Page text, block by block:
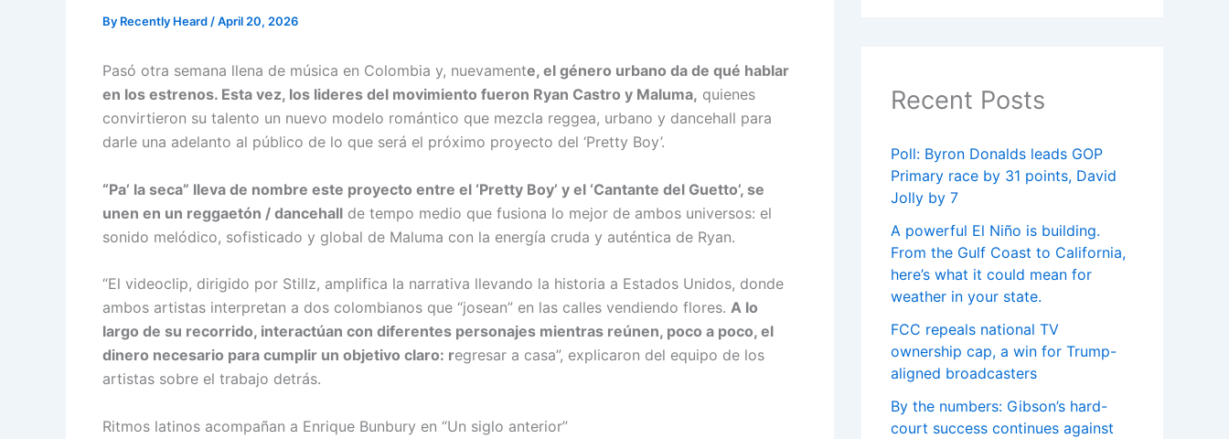
By Recently Heard /April 20, 2026
Pasó otra semana llena de música en Colombia y, nuevamente, el género urbano da de qué hablar
en los estrenos. Esta vez, los lideres del movimiento fueron Ryan Castro y Maluma, quienes
convirtieron su talento un nuevo modelo romántico que mezcla reggea, urbano y dancehall para
darle una adelanto al público de lo que será el próximo proyecto del ‘Pretty Boy’.
“Pa’ la seca” lleva de nombre este proyecto entre el ‘Pretty Boy’ y el ‘Cantante del Guetto’, se
unen en un reggaetón / dancehall de tempo medio que fusiona lo mejor de ambos universos: el
sonido melódico, sofisticado y global de Maluma con la energía cruda y auténtica de Ryan.
“El videoclip, dirigido por Stillz, amplifica la narrativa llevando la historia a Estados Unidos, donde
ambos artistas interpretan a dos colombianos que “josean” en las calles vendiendo flores. A lo
largo de su recorrido, interactúan con diferentes personajes mientras reúnen, poco a poco, el
dinero necesario para cumplir un objetivo claro: regresar a casa”, explicaron del equipo de los
artistas sobre el trabajo detrás.
Ritmos latinos acompañan a Enrique Bunbury en “Un siglo anterior”
Recent Posts
Poll: Byron Donalds leads GOP
Primary race by 31 points, David
Jolly by 7
A powerful El Niño is building.
From the Gulf Coast to California,
here’s what it could mean for
weather in your state.
FCC repeals national TV
ownership cap, a win for Trump-
aligned broadcasters
By the numbers: Gibson’s hard-
court success continues against